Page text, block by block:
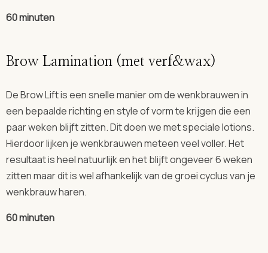
60minuten
Brow Lamination (met verf&wax)
De Brow Lift is een snelle manier om de wenkbrauwen in
een bepaalde richting en style of vorm te krijgen die een
paar weken blijft zitten. Dit doen we met speciale lotions.
Hierdoor lijken je wenkbrauwen meteen veel voller. Het
resultaat is heel natuurlijk en het blijft ongeveer 6 weken
zitten maar dit is wel afhankelijk van de groei cyclus van je
wenkbrauw haren.
60minuten